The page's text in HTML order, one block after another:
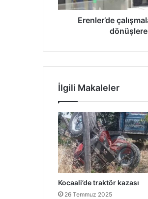
Erenler’de
dönüşlere
İlgili Makaleler
Kocaali’de traktör kazası
26 Temmuz 2025